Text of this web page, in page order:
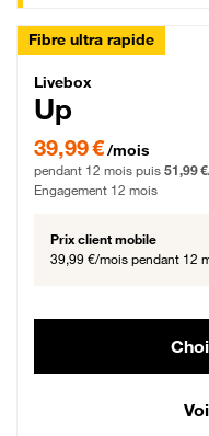
Fibre ultra rapide
Livebox Up
Livebox
Up
39,99 € par mois pendant
39,99 €/mois
pendant 12 mois puis 51,99
Engagement 12 mois
Prix client mobile
39,99 €/mois pendant 12